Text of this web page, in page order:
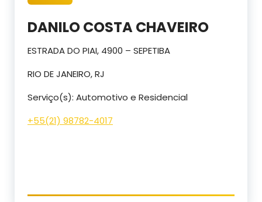
DANILO COSTA CHAVEIRO
ESTRADA DO PIAI, 4900 – SEPETIBA
RIO DE JANEIRO, RJ
Serviço(s): Automotivo e Residencial
+55(21) 98782-4017